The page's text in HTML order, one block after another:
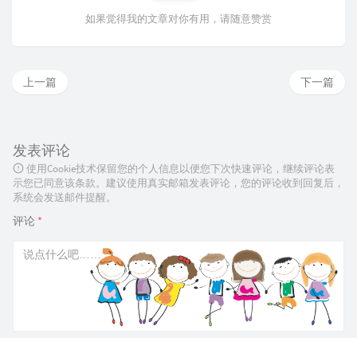
如果觉得我的文章对你有用，请随意赞赏
下一篇
上一篇
发表评论
使用Cookie技术保留您的个人信息以便您下次快速评论，继续评论表
示您已同意该条款。建议使用真实邮箱发表评论，您的评论收到回复后，
系统会发送邮件提醒。
评论 *